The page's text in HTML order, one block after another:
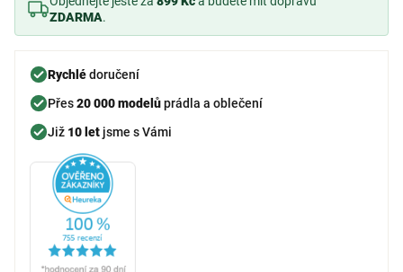
ZDARMA.
Rychlédoručení
Přes20 000 modelůprádla a oblečení
Již 10 let jsme s Vámi